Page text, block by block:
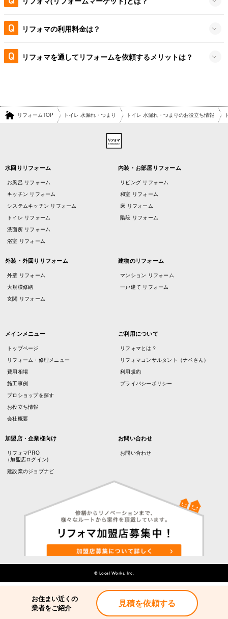
リフォマの利用料金は？
リフォマを通してリフォームを依頼するメリットは？
リフォームTOP トイレ 水漏れ・つまり トイレ 水漏れ・つまりのお役立ち情報
水回りリフォーム
お風呂 リフォーム
キッチン リフォーム
システムキッチン リフォーム
トイレ リフォーム
洗面所 リフォーム
浴室 リフォーム
内装・お部屋リフォーム
リビング リフォーム
和室 リフォーム
床 リフォーム
階段 リフォーム
外装・外回りリフォーム
外壁 リフォーム
大規模修繕
玄関 リフォーム
建物のリフォーム
マンション リフォーム
一戸建て リフォーム
メインメニュー
トップページ
リフォーム・修理メニュー
費用相場
施工事例
プロショップを探す
お役立ち情報
会社概要
ご利用について
リフォマとは？
リフォマコンサルタント（ナベさん）
利用規約
プライバシーポリシー
加盟店・企業様向け
リフォマPRO
（加盟店ログイン)
建設業のジョブナビ
お問い合わせ
お問い合わせ
© Local Works, Inc.
お住まい近くの
業者をご紹介
見積を依頼する